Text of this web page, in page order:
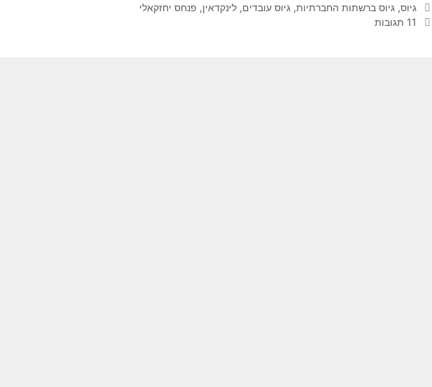
תגיות
גיוס, גיוס ברשתות החברתיות, גיוס עובדים, לינקדאין, פנחס יחזקאלי
11 תגובות